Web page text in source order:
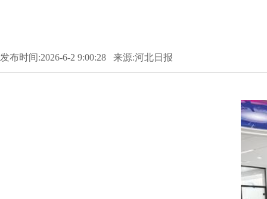
发布时间:2026-6-2 9:00:28 来源:河北日报